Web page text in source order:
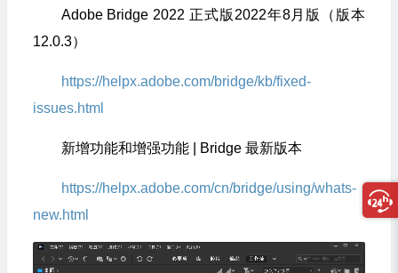
Adobe Bridge 2022 正式版2022年8月版（版本
12.0.3）
https://helpx.adobe.com/bridge/kb/fixed-
issues.html
新增功能和增强功能 | Bridge 最新版本
https://helpx.adobe.com/cn/bridge/using/whats-
new.html